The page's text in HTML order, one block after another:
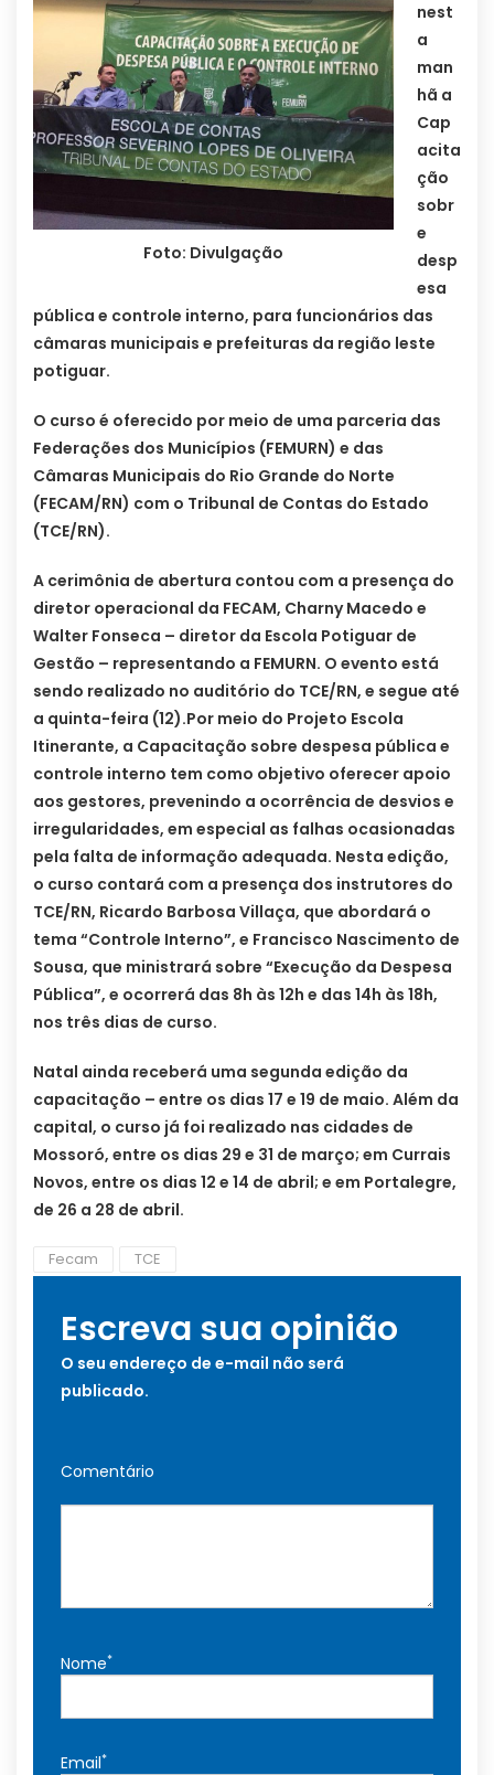
Foto: Divulgação
nest
a
man
hã a
Cap
acita
ção
sobr
e
desp
esa
pública e controle interno, para funcionários das
câmaras municipais e prefeituras da região leste
potiguar.
O curso é oferecido por meio de uma parceria das
Federações dos Municípios (FEMURN) e das
Câmaras Municipais do Rio Grande do Norte
(FECAM/RN) com o Tribunal de Contas do Estado
(TCE/RN).
A cerimônia de abertura contou com a presença do
diretor operacional da FECAM, Charny Macedo e
Walter Fonseca – diretor da Escola Potiguar de
Gestão – representando a FEMURN. O evento está
sendo realizado no auditório do TCE/RN, e segue até
a quinta-feira (12).Por meio do Projeto Escola
Itinerante, a Capacitação sobre despesa pública e
controle interno tem como objetivo oferecer apoio
aos gestores, prevenindo a ocorrência de desvios e
irregularidades, em especial as falhas ocasionadas
pela falta de informação adequada. Nesta edição,
o curso contará com a presença dos instrutores do
TCE/RN, Ricardo Barbosa Villaça, que abordará o
tema “Controle Interno”, e Francisco Nascimento de
Sousa, que ministrará sobre “Execução da Despesa
Pública”, e ocorrerá das 8h às 12h e das 14h às 18h,
nos três dias de curso.
Natal ainda receberá uma segunda edição da
capacitação – entre os dias 17 e 19 de maio. Além da
capital, o curso já foi realizado nas cidades de
Mossoró, entre os dias 29 e 31 de março; em Currais
Novos, entre os dias 12 e 14 de abril; e em Portalegre,
de 26 a 28 de abril.
Fecam TCE
Escreva sua opinião
O seu endereço de e-mail não será
publicado.
Comentário
Nome*
Email*